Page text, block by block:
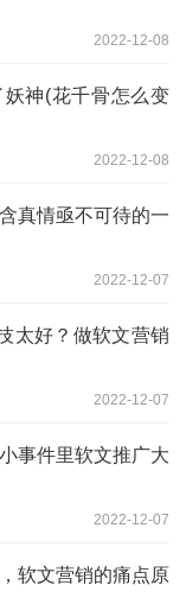
2022-12-08
神(花千骨怎么变
2022-12-08
真情亟不可待的一
2022-12-07
太好？做软文营销
2022-12-07
事件里软文推广大
2022-12-07
软文营销的痛点原